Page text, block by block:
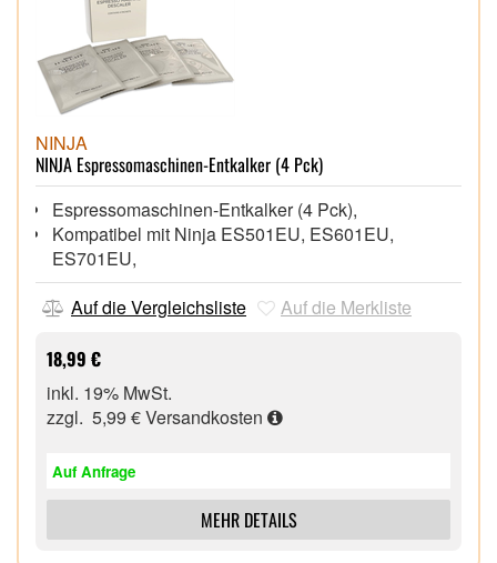
NINJA
NINJA Espressomaschinen-Entkalker (4 Pck)
Espressomaschinen-Entkalker (4 Pck),
Kompatibel mit Ninja ES501EU, ES601EU,
ES701EU,
Auf die Vergleichsliste
Auf die Merkliste
18,99 €
inkl. 19% MwSt.
zzgl. 5,99 €Versandkosten
Auf Anfrage
MEHR DETAILS